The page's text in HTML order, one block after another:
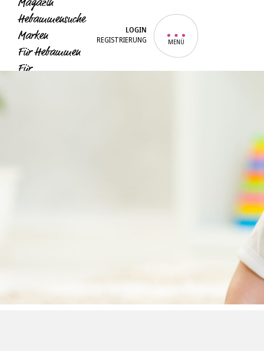
Magazin
Hebammensuche
Marken
Für Hebammen
Für
LOGIN
REGISTRIERUNG MENÜ